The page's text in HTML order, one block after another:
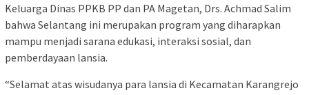
Keluarga Dinas PPKB PP dan PA Magetan, Drs. Achmad Salim
bahwa Selantang ini merupakan program yang diharapkan
mampu menjadi sarana edukasi, interaksi sosial, dan
pemberdayaan lansia.
“Selamat atas wisudanya para lansia di Kecamatan Karangrejo